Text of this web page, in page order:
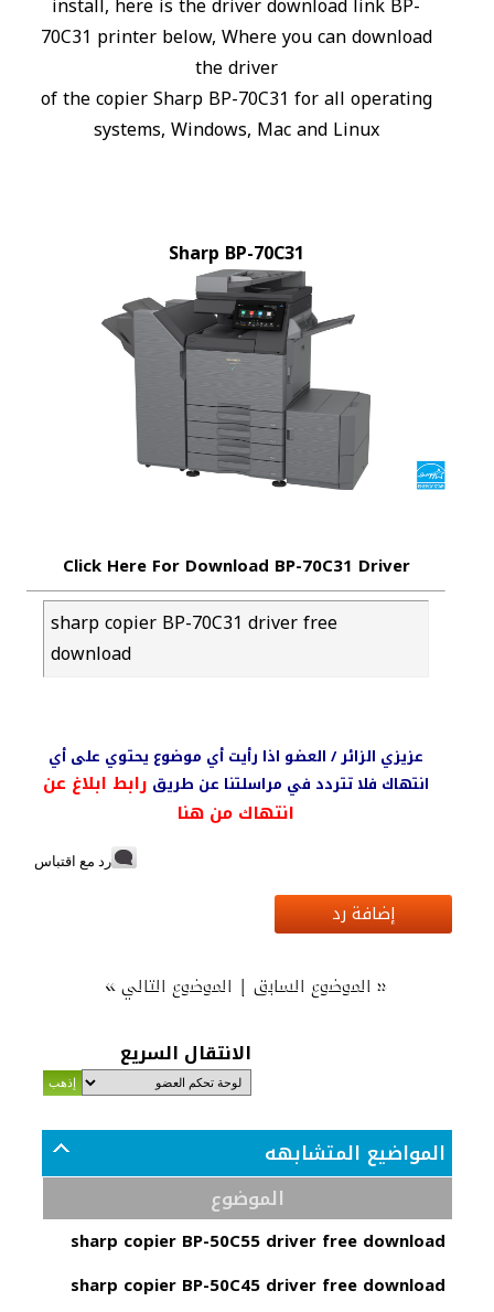
70C31 printer below, Where you can download
the driver
of the copier Sharp BP-70C31 for all operating
systems, Windows, Mac and Linux
Sharp BP-70C31
Click Here For Download BP-70C31 Driver
sharp copier BP-70C31 driver free
download
عزيزي الزائر / العضو اذا رأيت أي موضوع يحتوي على أي
انتهاك فلا تتردد في مراسلتنا عن طريق رابط ابلاغ عن
انتهاك من هنا
رد مع اقتباس
إضافة رد
« الموضوع السابق| الموضوع التالي»
الانتقال السريع
المواضيع المتشابهه
الموضوع
sharp copier BP-50C55 driver free download
sharp copier BP-50C45 driver free download